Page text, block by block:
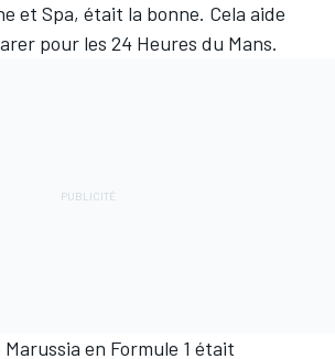
et Spa, était la bonne. Cela aide
pour les 24 Heures du Mans.
Marussia en Formule 1 était